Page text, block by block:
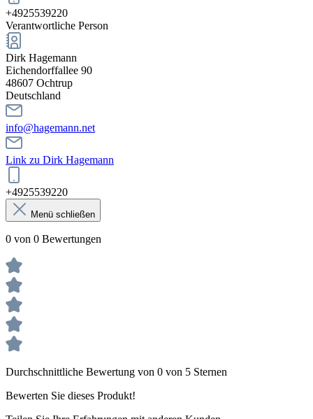
+4925539220
Verantwortliche Person
Dirk Hagemann
Eichendorffallee 90
48607 Ochtrup
Deutschland
info@hagemann.net
Link zu Dirk Hagemann
+4925539220
Menü schließen
0 von 0 Bewertungen
Durchschnittliche Bewertung von 0 von 5 Sternen
Bewerten Sie dieses Produkt!